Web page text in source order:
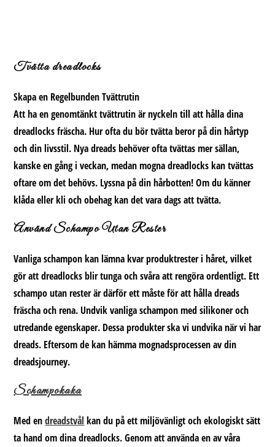
Tvätta dreadlocks
Skapa en Regelbunden Tvättrutin
Att ha en genomtänkt tvättrutin är nyckeln till att hålla dina
dreadlocks fräscha. Hur ofta du bör tvätta beror på din hårtyp
och din livsstil. Nya dreads behöver ofta tvättas mer sällan,
kanske en gång i veckan, medan mogna dreadlocks kan tvättas
oftare om det behövs. Lyssna på din hårbotten! Om du känner
klåda eller kli och obehag kan det vara dags att tvätta.
Använd Schampo Utan Rester
Vanliga schampon kan lämna kvar produktrester i håret, vilket
gör att dreadlocks blir tunga och svåra att rengöra ordentligt. Ett
schampo utan rester är därför ett måste för att hålla dreads
fräscha och rena. Undvik vanliga schampon med silikoneroch
utredande egenskaper. Dessa produkter ska vi undvika när vi har
dreads. Eftersom de kan hämma mognadsprocessen av din
dreadsjourney.
Schampokaka
Med endreadstvål kan du på ett miljövänligt och ekologiskt sätt
ta hand om dina dreadlocks. Genom att använda en av våra